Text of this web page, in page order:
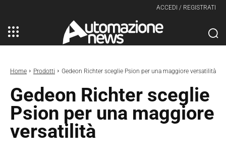
ACCEDI / REGISTRATI
Home Prodotti Gedeon Richter sceglie Psion per una maggiore versatilità
Gedeon Richter sceglie
Psion per una maggiore
versatilità